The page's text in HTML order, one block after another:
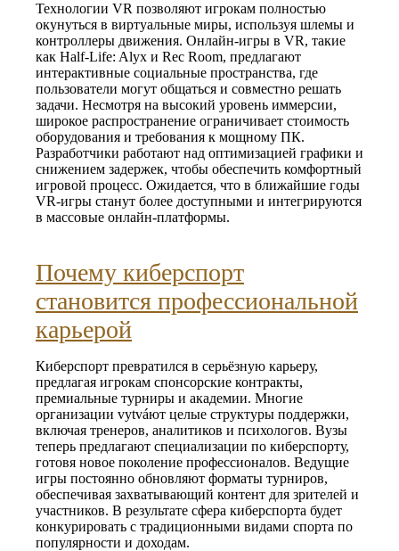
Технологии VR позволяют игрокам полностью
окунуться в виртуальные миры, используя шлемы и
контроллеры движения. Онлайн‑игры в VR, такие
как Half‑Life: Alyx и Rec Room, предлагают
интерактивные социальные пространства, где
пользователи могут общаться и совместно решать
задачи. Несмотря на высокий уровень иммерсии,
широкое распространение ограничивает стоимость
оборудования и требования к мощному ПК.
Разработчики работают над оптимизацией графики и
снижением задержек, чтобы обеспечить комфортный
игровой процесс. Ожидается, что в ближайшие годы
VR‑игры станут более доступными и интегрируются
в массовые онлайн‑платформы.
Почему киберспорт
становится профессиональной
карьерой
Киберспорт превратился в серьёзную карьеру,
предлагая игрокам спонсорские контракты,
премиальные турниры и академии. Многие
организации vytváют целые структуры поддержки,
включая тренеров, аналитиков и психологов. Вузы
теперь предлагают специализации по киберспорту,
готовя новое поколение профессионалов. Ведущие
игры постоянно обновляют форматы турниров,
обеспечивая захватывающий контент для зрителей и
участников. В результате сфера киберспорта будет
конкурировать с традиционными видами спорта по
популярности и доходам.